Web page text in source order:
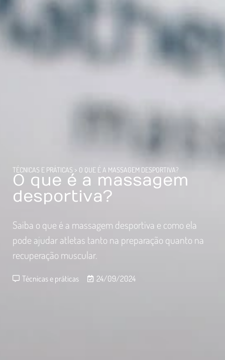
TÉCNICAS E PRÁTICAS > O QUE É A MASSAGEM DESPORTIVA?
O que é a massagem
desportiva?
Saiba o que é a massagem desportiva e como ela
pode ajudar atletas tanto na preparação quanto na
recuperação muscular.
Técnicas e práticas 24/09/2024